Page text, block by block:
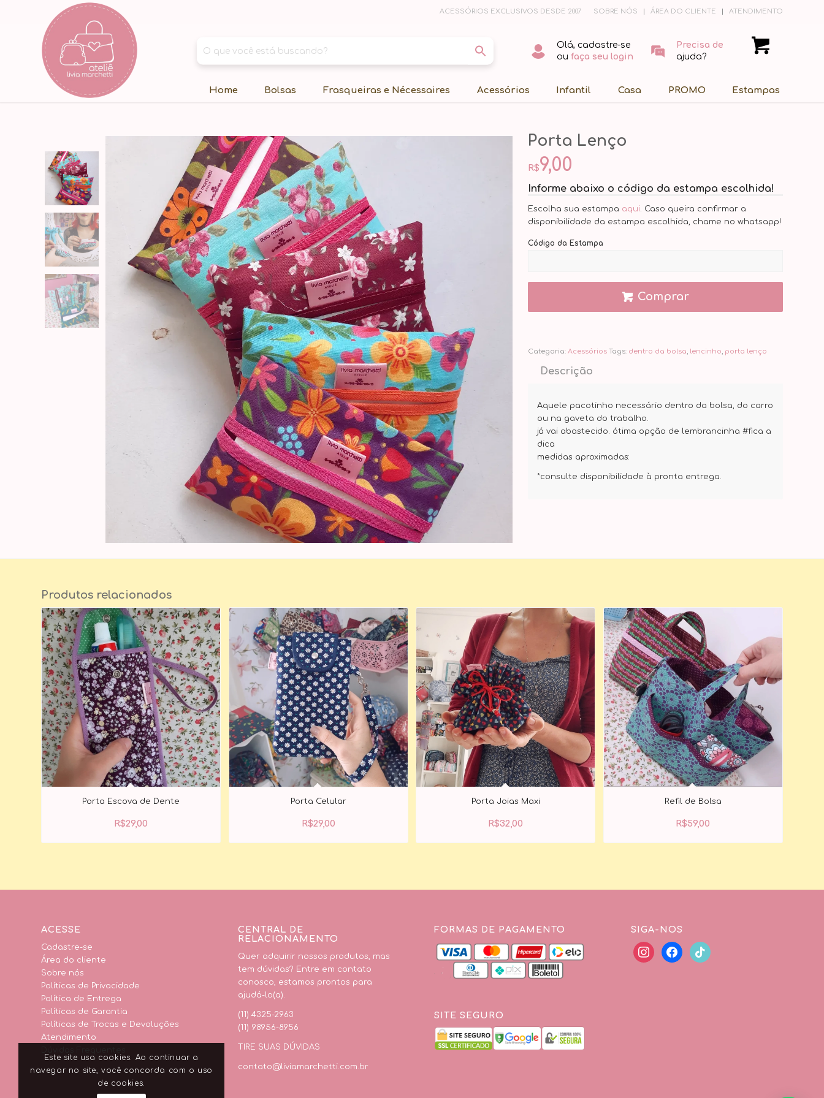
SOBRE NÓS ÁREA DO CLIENTE ATENDIMENTO
ACESSÓRIOS EXCLUSIVOS DESDE 2007
Olá, cadastre-se
oufaça seu login
Precisa de
ajuda?
Home Bolsas Frasqueiras e Nécessaires Acessórios Infantil Casa PROMO Estampas
Porta Lenço
R$9,00
Informe abaixo o código da estampa escolhida!
Escolha sua estampa aqui. Caso queira confirmar a
disponibilidade da estampa escolhida, chame no whatsapp!
Código da Estampa
Comprar
Categoria:Acessórios Tags: dentro da bolsa, lencinho, porta lenço
Descrição
Aquele pacotinho necessário dentro da bolsa, do carro
ou na gaveta do trabalho.
já vai abastecido. ótima opção de lembrancinha #fica a
dica
medidas aproximadas:
*consulte disponibilidade à pronta entrega.
Produtos relacionados
Porta Escova de Dente
R$29,00
Porta Celular
R$29,00
Porta Joias Maxi
R$32,00
Refil de Bolsa
R$59,00
ACESSE
Cadastre-se
Área do cliente
Sobre nós
Políticas de Privacidade
Política de Entrega
Políticas de Garantia
Políticas de Trocas e Devoluções
Atendimento
CENTRAL DE
RELACIONAMENTO
Quer adquirir nossos produtos, mas
tem dúvidas? Entre em contato
conosco, estamos prontos para
ajudá-lo(a).
(11) 4325-2963
(11) 98956-8956
TIRE SUAS DÚVIDAS
contato@liviamarchetti.com.br
FORMAS DE PAGAMENTO
SITE SEGURO
SIGA-NOS
Este site usa cookies. Ao continuar a
navegar no site, você concorda com o uso
de cookies.